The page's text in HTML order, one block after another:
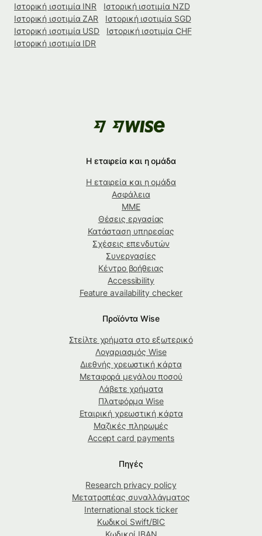
Ιστορική ισοτιμία INR
Ιστορική ισοτιμία NZD
Ιστορική ισοτιμία ZAR
Ιστορική ισοτιμία SGD
Ιστορική ισοτιμία USD
Ιστορική ισοτιμία CHF
Ιστορική ισοτιμία IDR
Η εταιρεία και η ομάδα
Η εταιρεία και η ομάδα
Ασφάλεια
ΜΜΕ
Θέσεις εργασίας
Κατάσταση υπηρεσίας
Σχέσεις επενδυτών
Συνεργασίες
Κέντρο βοήθειας
Accessibility
Feature availability checker
Προϊόντα Wise
Στείλτε χρήματα στο εξωτερικό
Λογαριασμός Wise
Διεθνής χρεωστική κάρτα
Μεταφορά μεγάλου ποσού
Λάβετε χρήματα
Πλατφόρμα Wise
Εταιρική χρεωστική κάρτα
Μαζικές πληρωμές
Accept card payments
Πηγές
Research privacy policy
Μετατροπέας συναλλάγματος
International stock ticker
Κωδικοί Swift/BIC
Κωδικοί IBAN